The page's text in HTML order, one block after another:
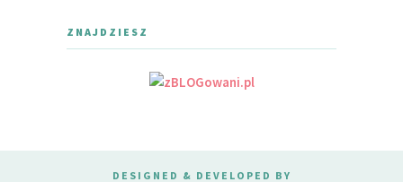
ZNAJDZIESZ
DESIGNED & DEVELOPED BY